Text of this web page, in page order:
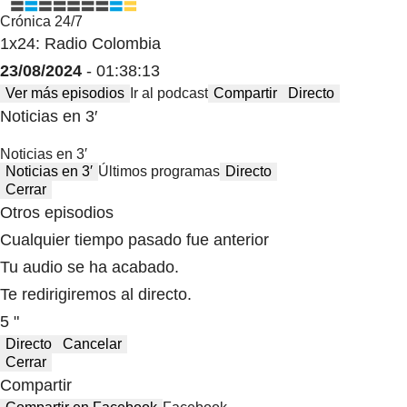
Crónica 24/7
1x24: Radio Colombia
23/08/2024 - 01:38:13
Ver más episodios Ir al podcast Compartir Directo
Noticias en 3′
Noticias en 3′
Noticias en 3′ Últimos programas Directo
Cerrar
Otros episodios
Cualquier tiempo pasado fue anterior
Tu audio se ha acabado.
Te redirigiremos al directo.
5 "
Directo
Cancelar
Cerrar
Compartir